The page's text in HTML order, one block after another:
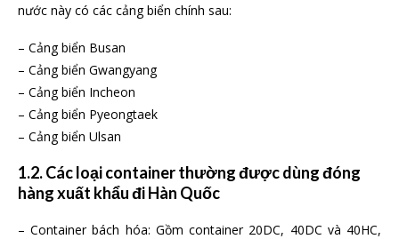
nước này có các cảng biển chính sau:
– Cảng biển Busan
– Cảng biển Gwangyang
– Cảng biển Incheon
– Cảng biển Pyeongtaek
– Cảng biển Ulsan
1.2. Các loại container thường được dùng đóng
hàng xuất khẩu đi Hàn Quốc
– Container bách hóa: Gồm container 20DC, 40DC và 40HC,